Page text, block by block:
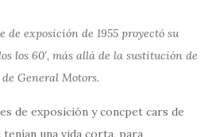
de exposición de 1955 proyectó su
los 60′, más allá de la sustitución de
General Motors.
de exposición y concpet cars de
una vida corta, para